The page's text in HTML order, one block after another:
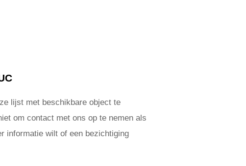
lijst met beschikbare object te
om contact met ons op te nemen als
informatie wilt of een bezichtiging